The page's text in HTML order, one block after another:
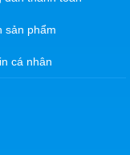
sản phẩm
cá nhân